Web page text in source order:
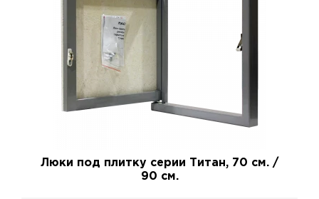
Люки под плитку серии Титан, 70 см. /
90 см.